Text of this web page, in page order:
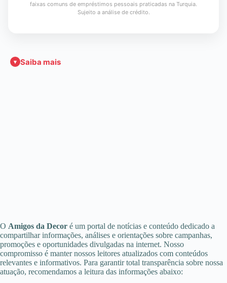
faixas comuns de empréstimos pessoais praticadas na Turquia.
Sujeito a análise de crédito.
▾ Saiba mais
quem deseja resolver tudo diretamente pelo celular, tablet ou
computador, com mais agilidade e facilidade durante cada
etapa do processo.
Como funciona o processo digital?
O Amigos da Decor é um portal de notícias e conteúdo dedicado a
compartilhar informações, análises e orientações sobre campanhas,
promoções e oportunidades divulgadas na internet. Nosso
compromisso é manter nossos leitores atualizados com conteúdos
relevantes e informativos. Para garantir total transparência sobre nossa
atuação, recomendamos a leitura das informações abaixo: